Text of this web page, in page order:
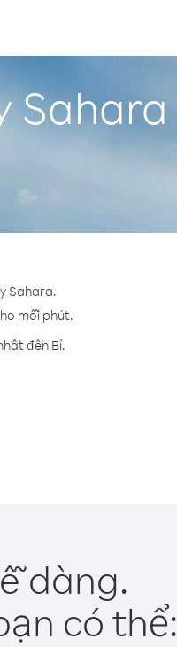
Sahara
Sahara.
mỗi phút.
đến Bỉ.
dàng.
có thể: